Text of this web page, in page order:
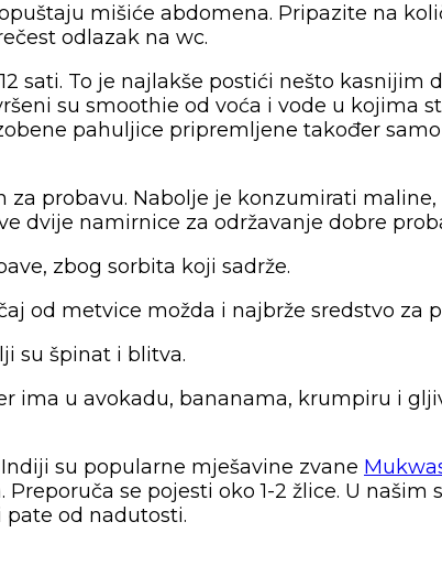
mišiće abdomena. Pripazite na
odlazak na wc.
sati. To je najlakše postići nešto kasnijim
su smoothie od voća i vode u kojima
pahuljice pripremljene također
probavu. Nabolje je konzumirati
dvije namirnice za održavanje dobre
zbog sorbita koji sadrže.
od metvice možda i najbrže sredstvo za
su špinat i blitva.
ima u avokadu, bananama, krumpiru i
su popularne mješavine zvane
se pojesti oko 1-2 žlice. U našim
od nadutosti.